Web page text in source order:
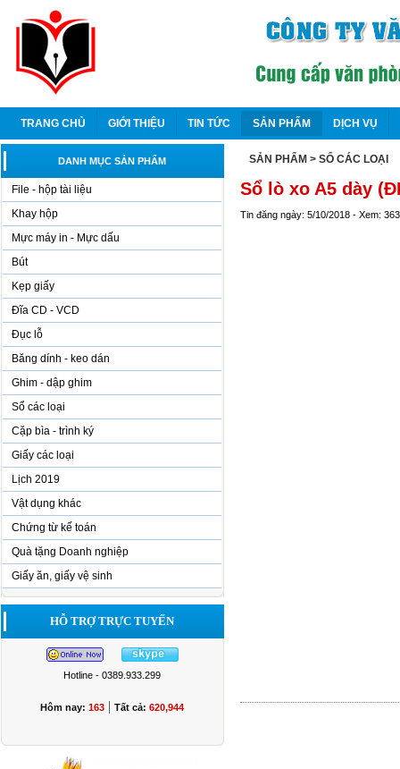
TRANG CHỦ GIỚI THIỆU TIN TỨC SẢN PHẨM DỊCH VỤ
DANH MỤC SẢN PHẨM
File - hộp tài liệu
Khay hộp
Mực máy in - Mực dấu
Bút
Kẹp giấy
Đĩa CD - VCD
Đục lỗ
Băng dính - keo dán
Ghim - dập ghim
Sổ các loại
Cặp bìa - trình ký
Giấy các loại
Lịch 2019
Vật dụng khác
Chứng từ kế toán
Quà tặng Doanh nghiệp
Giấy ăn, giấy vệ sinh
HỖ TRỢ TRỰC TUYẾN
Hotline - 0389.933.299
Hôm nay: 163 | Tất cả: 620,944
SẢN PHẨM > SỔ CÁC LOẠI
Sổ lò xo A5 dày
Tin đăng ngày: 5/10/2018 - Xem: